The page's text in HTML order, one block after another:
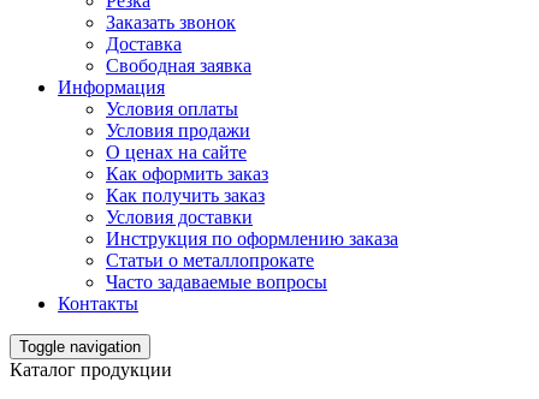
Заказать звонок
Доставка
Свободная заявка
Информация
Условия оплаты
Условия продажи
О ценах на сайте
Как оформить заказ
Как получить заказ
Условия доставки
Инструкция по оформлению заказа
Статьи о металлопрокате
Часто задаваемые вопросы
Контакты
Toggle navigation
Каталог продукции